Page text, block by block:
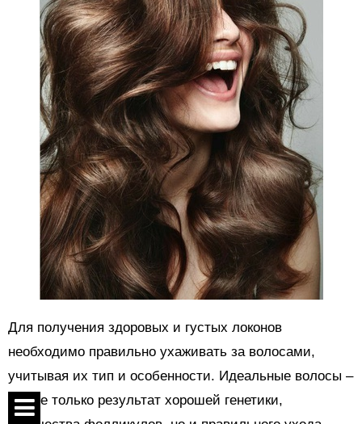
Для получения здоровых и густых локонов
необходимо правильно ухаживать за волосами,
учитывая их тип и особенности. Идеальные волосы –
это не только результат хорошей генетики,